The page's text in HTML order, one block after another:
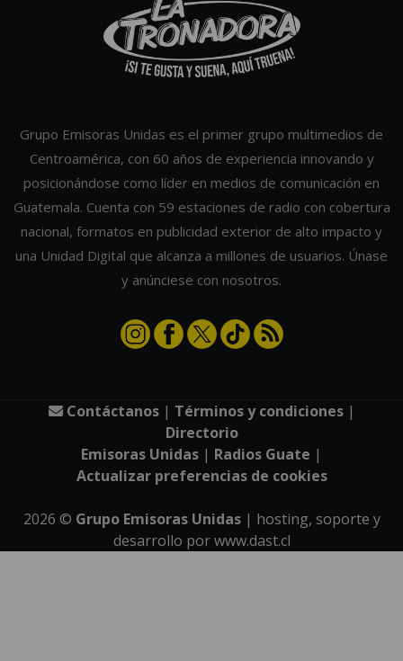
Grupo Emisoras Unidas es el primer grupo multimedios de
Centroamérica, con 60 años de experiencia innovando y
posicionándose como líder en medios de comunicación en
Guatemala. Cuenta con 59 estaciones de radio con cobertura
nacional, formatos en publicidad exterior de alto impacto y
una Unidad Digital que alcanza a millones de usuarios. Únase
y anúnciese con nosotros.
Contáctanos| Términos y condiciones|
Directorio
Emisoras Unidas | Radios Guate |
Actualizar preferencias de cookies
2026 © Grupo Emisoras Unidas| hosting, soporte y
desarrollo porwww.dast.cl